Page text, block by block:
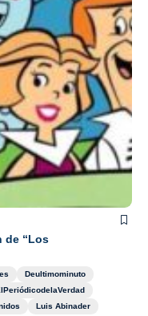
de “Los
Deultimominuto
Luis Abinader